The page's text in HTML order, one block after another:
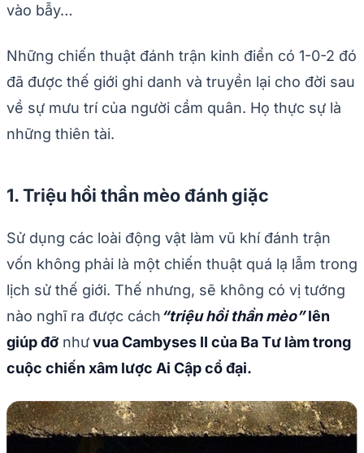
vào bẫy…
Những chiến thuật đánh trận kinh điển có 1-0-2 đó
đã được thế giới ghi danh và truyền lại cho đời sau
về sự mưu trí của người cầm quân. Họ thực sự là
những thiên tài.
1. Triệu hồi thần mèo đánh giặc
Sử dụng các loài động vật làm vũ khí đánh trận
vốn không phải là một chiến thuật quá lạ lẫm trong
lịch sử thế giới. Thế nhưng, sẽ không có vị tướng
nào nghĩ ra được cách“triệu hồi thần mèo”lên
giúp đỡ nhưvua Cambyses II của Ba Tư làm trong
cuộc chiến xâm lược Ai Cập cổ đại.